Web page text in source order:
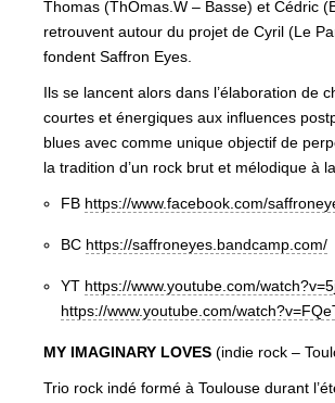
Thomas (ThOmas.W – Basse) et Cédric
retrouvent autour du projet de Cyril (Le
fondent Saffron Eyes.
Ils se lancent alors dans l’élaboration de
courtes et énergiques aux influences
blues avec comme unique objectif de
la tradition d’un rock brut et mélodique à
FB https://www.facebook.com/
BC https://saffroneyes.bandcamp.com/
YT https://www.youtube.com/
https://www.youtube.com/
MY IMAGINARY LOVES (indie rock –
Trio rock indé formé à Toulouse durant